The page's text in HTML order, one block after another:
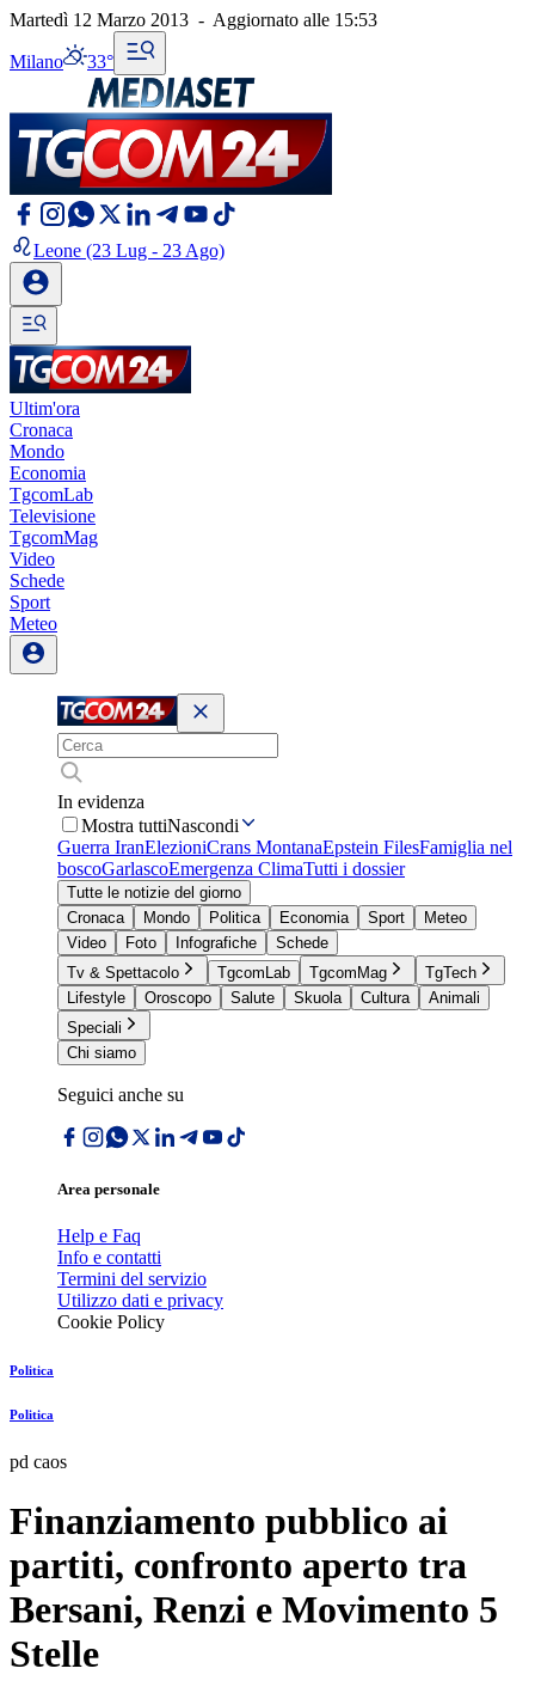
Martedì 12 Marzo 2013 - Aggiornato alle 15:53
Milano 33°
Leone (23 Lug - 23 Ago)
Ultim'ora
Cronaca
Mondo
Economia
TgcomLab
Televisione
TgcomMag
Video
Schede
Sport
Meteo
In evidenza
Mostra tuttiNascondi
Guerra IranElezioniCrans MontanaEpstein FilesFamiglia nel
boscoGarlascoEmergenza ClimaTutti i dossier
Tutte le notizie del giorno
Cronaca
Mondo Politica Economia Sport
Meteo
Video
Foto Infografiche
Schede
Tv & Spettacolo
TgcomLab TgcomMag
TgTech
Lifestyle
Oroscopo Salute Skuola Cultura
Animali
Speciali
Chi siamo
Seguici anche su
Area personale
Help e Faq
Info e contatti
Termini del servizio
Utilizzo dati e privacy
Cookie Policy
Politica
Politica
pd caos
Finanziamento pubblico ai
partiti, confronto aperto tra
Bersani, Renzi e Movimento 5
Stelle